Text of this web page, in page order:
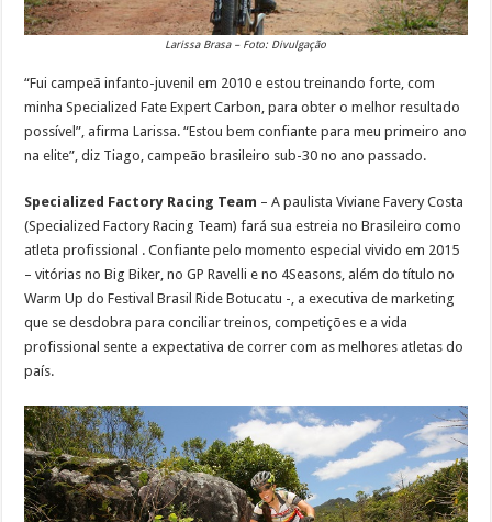
Larissa Brasa – Foto: Divulgação
“Fui campeã infanto-juvenil em 2010 e estou treinando forte, com
minha Specialized Fate Expert Carbon, para obter o melhor resultado
possível”, afirma Larissa. “Estou bem confiante para meu primeiro ano
na elite”, diz Tiago, campeão brasileiro sub-30 no ano passado.
Specialized Factory Racing Team – A paulista Viviane Favery Costa
(Specialized Factory Racing Team) fará sua estreia no Brasileiro como
atleta profissional . Confiante pelo momento especial vivido em 2015
– vitórias no Big Biker, no GP Ravelli e no 4Seasons, além do título no
Warm Up do Festival Brasil Ride Botucatu ­-, a executiva de marketing
que se desdobra para conciliar treinos, competições e a vida
profissional sente a expectativa de correr com as melhores atletas do
país.